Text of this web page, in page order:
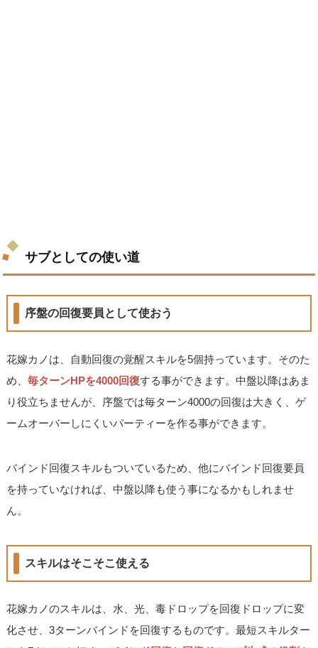
サブとしての使い道
序盤の回復要員として使おう
花嫁カノは、自動回復の覚醒スキルを5個持っています。そのた
め、毎ターンHPを4000回復する事ができます。中盤以降はあま
り役立ちませんが、序盤では毎ターン4000の回復は大きく、ゲ
ームオーバーしにくいパーティーを作る事ができます。
バインド回復スキルもついているため、他にバインド回復要員
を持っていなければ、中盤以降も使う事になるかもしれませ
ん。
スキルはそこそこ使える
花嫁カノのスキルは、水、光、毒ドロップを回復ドロップに変
化させ、3ターンバインドを回復するものです。最短スキルター